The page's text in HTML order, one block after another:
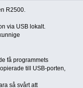
R2500.
via USB lokalt.
få programmets
till USB-porten,
så svårt att